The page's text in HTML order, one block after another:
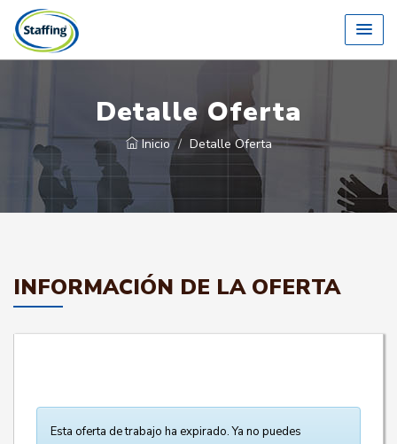
Detalle Oferta
Inicio Detalle Oferta
INFORMACIÓN DE LA OFERTA
Esta oferta de trabajo ha expirado. Ya no puedes